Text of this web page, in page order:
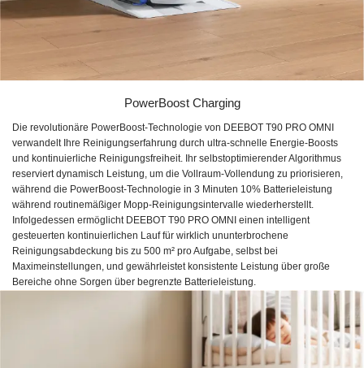
PowerBoost Charging
Die revolutionäre PowerBoost-Technologie von DEEBOT T90 PRO OMNI
verwandelt Ihre Reinigungserfahrung durch ultra-schnelle Energie-Boosts
und kontinuierliche Reinigungsfreiheit. Ihr selbstoptimierender Algorithmus
reserviert dynamisch Leistung, um die Vollraum-Vollendung zu priorisieren,
während die PowerBoost-Technologie in 3 Minuten 10% Batterieleistung
während routinemäßiger Mopp-Reinigungsintervalle wiederherstellt.
Infolgedessen ermöglicht DEEBOT T90 PRO OMNI einen intelligent
gesteuerten kontinuierlichen Lauf für wirklich ununterbrochene
Reinigungsabdeckung bis zu 500 m² pro Aufgabe, selbst bei
Maximeinstellungen, und gewährleistet konsistente Leistung über große
Bereiche ohne Sorgen über begrenzte Batterieleistung.